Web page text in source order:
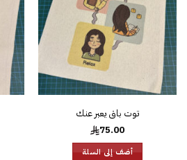
توت باق يعبر عنك
75.00
أضف إلى السلة